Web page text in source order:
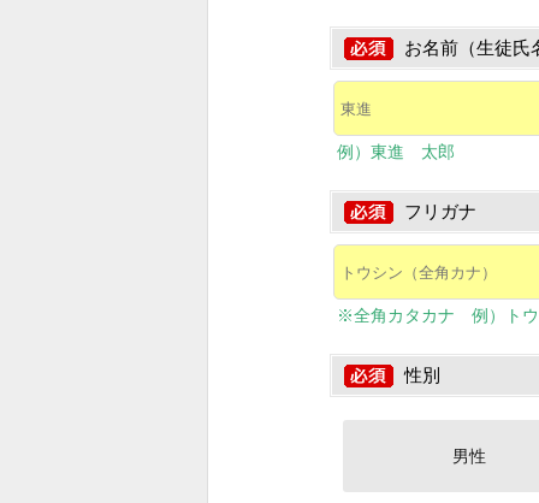
お名前（生徒氏
例）東進 太郎
フリガナ
※全角カタカナ 例）ト
性別
男性